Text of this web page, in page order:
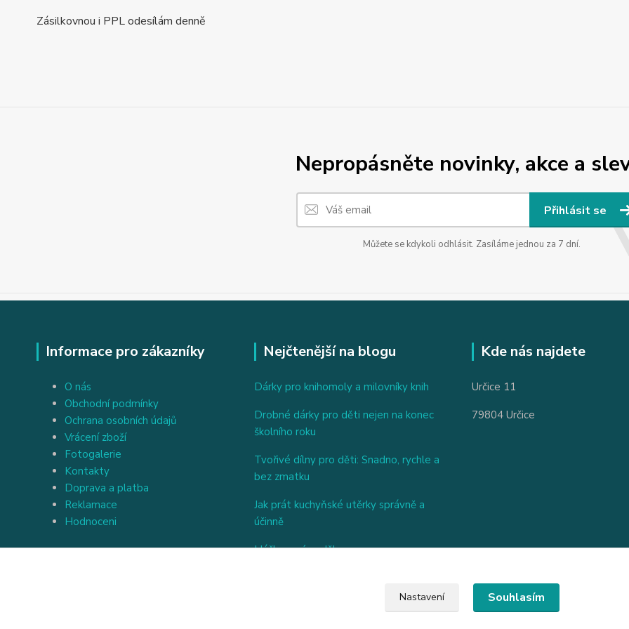
Zásilkovnou i PPL odesílám denně
Nepropásněte novinky, akce a
Přihlásit se
Můžete se kdykoli odhlásit. Zasíláme jednou za 7 dní.
Informace pro zákazníky
O nás
Obchodní podmínky
Ochrana osobních údajů
Vrácení zboží
Fotogalerie
Kontakty
Doprava a platba
Reklamace
Hodnoceni
Nejčtenější na blogu
Dárky pro knihomoly a milovníky knih
Drobné dárky pro děti nejen na konec
školního roku
Tvořivé dílny pro děti: Snadno, rychle a
bez zmatku
Jak prát kuchyňské utěrky správně a
účinně
Háčkovaný anděl
Kde nás najdete
Určice 11
79804 Určice
Nastavení Souhlasím